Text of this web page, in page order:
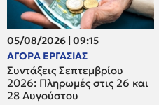
05/08/2026 | 09:15
ΑΓΟΡΑ ΕΡΓΑΣΙΑΣ
Συντάξεις Σεπτεμβρίου
2026: Πληρωμές στις 26 και
28 Αυγούστου